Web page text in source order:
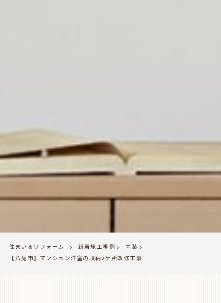
住まいるリフォーム > 新着施工事例 > 内装 >
【八尾市】マンション洋室の収納2ケ所改修工事